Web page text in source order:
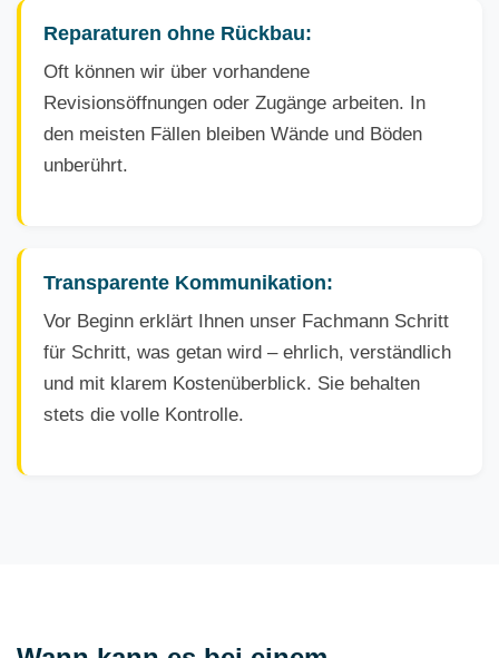
Reparaturen ohne Rückbau:
Oft können wir über vorhandene
Revisionsöffnungen oder Zugänge arbeiten. In
den meisten Fällen bleiben Wände und Böden
unberührt.
Transparente Kommunikation:
Vor Beginn erklärt Ihnen unser Fachmann Schritt
für Schritt, was getan wird – ehrlich, verständlich
und mit klarem Kostenüberblick. Sie behalten
stets die volle Kontrolle.